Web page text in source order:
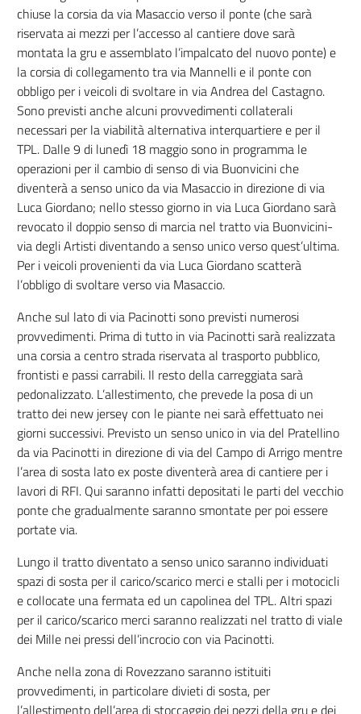
chiuse la corsia da via Masaccio verso il ponte (che sarà
riservata ai mezzi per l’accesso al cantiere dove sarà
montata la gru e assemblato l’impalcato del nuovo ponte) e
la corsia di collegamento tra via Mannelli e il ponte con
obbligo per i veicoli di svoltare in via Andrea del Castagno.
Sono previsti anche alcuni provvedimenti collaterali
necessari per la viabilità alternativa interquartiere e per il
TPL. Dalle 9 di lunedì 18 maggio sono in programma le
operazioni per il cambio di senso di via Buonvicini che
diventerà a senso unico da via Masaccio in direzione di via
Luca Giordano; nello stesso giorno in via Luca Giordano sarà
revocato il doppio senso di marcia nel tratto via Buonvicini-
via degli Artisti diventando a senso unico verso quest’ultima.
Per i veicoli provenienti da via Luca Giordano scatterà
l’obbligo di svoltare verso via Masaccio.
Anche sul lato di via Pacinotti sono previsti numerosi
provvedimenti. Prima di tutto in via Pacinotti sarà realizzata
una corsia a centro strada riservata al trasporto pubblico,
frontisti e passi carrabili. Il resto della carreggiata sarà
pedonalizzato. L’allestimento, che prevede la posa di un
tratto dei new jersey con le piante nei sarà effettuato nei
giorni successivi. Previsto un senso unico in via del Pratellino
da via Pacinotti in direzione di via del Campo di Arrigo mentre
l’area di sosta lato ex poste diventerà area di cantiere per i
lavori di RFI. Qui saranno infatti depositati le parti del vecchio
ponte che gradualmente saranno smontate per poi essere
portate via.
Lungo il tratto diventato a senso unico saranno individuati
spazi di sosta per il carico/scarico merci e stalli per i motocicli
e collocate una fermata ed un capolinea del TPL. Altri spazi
per il carico/scarico merci saranno realizzati nel tratto di viale
dei Mille nei pressi dell’incrocio con via Pacinotti.
Anche nella zona di Rovezzano saranno istituiti
provvedimenti, in particolare divieti di sosta, per
l’allestimento dell’area di stoccaggio dei pezzi della gru e dei